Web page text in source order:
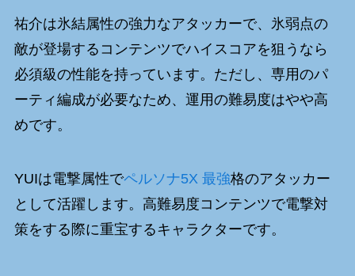
祐介は氷結属性の強力なアタッカーで、氷弱点の
敵が登場するコンテンツでハイスコアを狙うなら
必須級の性能を持っています。ただし、専用のパ
ーティ編成が必要なため、運用の難易度はやや高
めです。
YUIは電撃属性でペルソナ5X 最強格のアタッカー
として活躍します。高難易度コンテンツで電撃対
策をする際に重宝するキャラクターです。